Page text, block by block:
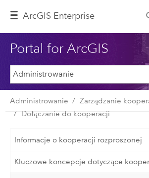
ArcGIS Enterprise
Portal for ArcGIS
Administrowanie
Zarządzanie
Dołączanie do kooperacji
Informacje o kooperacji rozproszonej
Kluczowe koncepcje dotyczące